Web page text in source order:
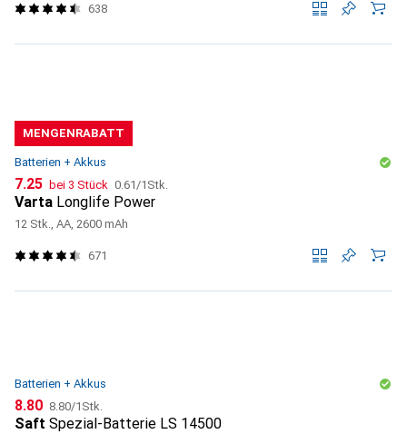
638
MENGENRABATT
Batterien + Akkus
CHF
7.25 bei 3 Stück CHF
0.61/1Stk.
Varta Longlife Power
12 Stk., AA, 2600 mAh
671
Batterien + Akkus
CHF
8.80 CHF
8.80/1Stk.
Saft Spezial-Batterie LS 14500